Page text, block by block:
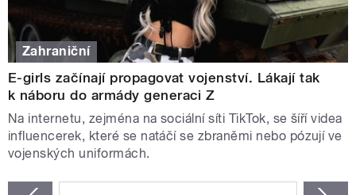
Zahraniční
E-girls začínají propagovat vojenství. Lákají tak
k náboru do armády generaci Z
Na internetu, zejména na sociální síti TikTok, se šíří videa
influencerek, které se natáčí se zbraněmi nebo pózují ve
vojenských uniformách.